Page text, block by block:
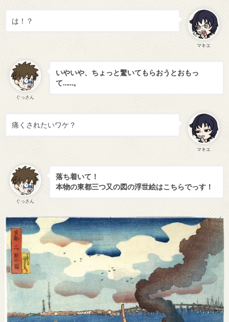
マキエ
は！？
ぐっさん
いやいや、ちょっと驚いてもらおうとおもっ
て……。
マキエ
痛くされたいワケ？
ぐっさん
落ち着いて！
本物の東都三つ又の図の浮世絵はこちらでっす！